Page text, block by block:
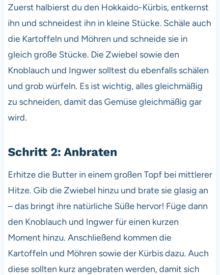
Zuerst halbierst du den Hokkaido-Kürbis, entkernst
ihn und schneidest ihn in kleine Stücke. Schäle auch
die Kartoffeln und Möhren und schneide sie in
gleich große Stücke. Die Zwiebel sowie den
Knoblauch und Ingwer solltest du ebenfalls schälen
und grob würfeln. Es ist wichtig, alles gleichmäßig
zu schneiden, damit das Gemüse gleichmäßig gar
wird.
Schritt 2: Anbraten
Erhitze die Butter in einem großen Topf bei mittlerer
Hitze. Gib die Zwiebel hinzu und brate sie glasig an
– das bringt ihre natürliche Süße hervor! Füge dann
den Knoblauch und Ingwer für einen kurzen
Moment hinzu. Anschließend kommen die
Kartoffeln und Möhren sowie der Kürbis dazu. Auch
diese sollten kurz angebraten werden, damit sich